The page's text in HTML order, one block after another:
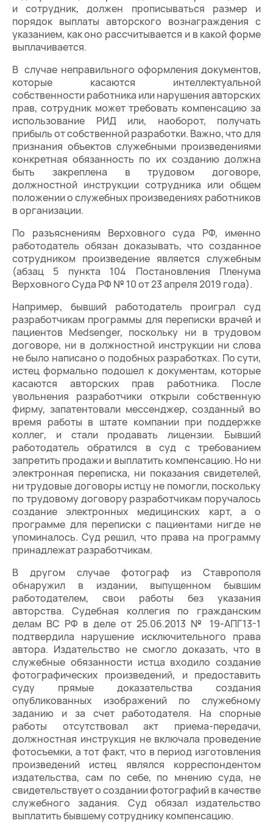
и сотрудник, должен прописываться размер и
порядок выплаты авторского вознаграждения с
указанием, как оно рассчитывается и в какой форме
выплачивается.
В случае неправильного оформления документов,
которые касаются интеллектуальной
собственности работника или нарушения авторских
прав, сотрудник может требовать компенсацию за
использование РИД или, наоборот, получать
прибыль от собственной разработки. Важно, что для
признания объектов служебными произведениями
конкретная обязанность по их созданию должна
быть закреплена в трудовом договоре,
должностной инструкции сотрудника или общем
положении о служебных произведениях работников
в организации.
По разъяснениям Верховного суда РФ, именно
работодатель обязан доказывать, что созданное
сотрудником произведение является служебным
(абзац 5 пункта 104 Постановления Пленума
Верховного Суда РФ № 10 от 23 апреля 2019 года).
Например, бывший работодатель проиграл суд
разработчикам программы для переписки врачей и
пациентов Medsenger, поскольку ни в трудовом
договоре, ни в должностной инструкции ни слова
не было написано о подобных разработках. По сути,
истец формально подошел к документам, которые
касаются авторских прав работника. После
увольнения разработчики открыли собственную
фирму, запатентовали мессенджер, созданный во
время работы в штате компании при поддержке
коллег, и стали продавать лицензии. Бывший
работодатель обратился в суд с требованием
запретить продажи и выплатить компенсацию. Но ни
электронная переписка, ни показания свидетелей,
ни трудовые договоры истцу не помогли, поскольку
по трудовому договору разработчикам поручалось
создание электронных медицинских карт, а о
программе для переписки с пациентами нигде не
упоминалось. Суд решил, что права на программу
принадлежат разработчикам.
В другом случае фотограф из Ставрополя
обнаружил в издании, выпущенном бывшим
работодателем, свои работы без указания
авторства. Судебная коллегия по гражданским
делам ВС РФ в деле от 25.06.2013 № 19-АПГ13-1
подтвердила нарушение исключительного права
автора. Издательство не смогло доказать, что в
служебные обязанности истца входило создание
фотографических произведений, и предоставить
суду прямые доказательства создания
опубликованных изображений по служебному
заданию и за счет работодателя. На спорные
работы отсутствовал акт приема-передачи,
должностная инструкция не включала проведение
фотосъемки, а тот факт, что в период изготовления
произведений истец являлся корреспондентом
издательства, сам по себе, по мнению суда, не
свидетельствует о создании фотографий в качестве
служебного задания. Суд обязал издательство
выплатить бывшему сотруднику компенсацию.